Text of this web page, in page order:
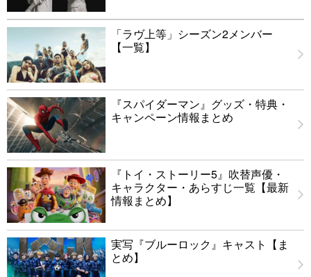
「ラヴ上等」シーズン2メンバー
【一覧】
『スパイダーマン』グッズ・特典・
キャンペーン情報まとめ
『トイ・ストーリー5』吹替声優・
キャラクター・あらすじ一覧【最新
情報まとめ】
実写『ブルーロック』キャスト【ま
とめ】